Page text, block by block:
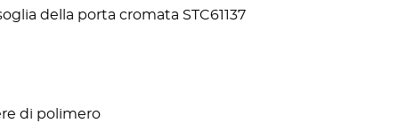
della porta cromata STC61137
di polimero